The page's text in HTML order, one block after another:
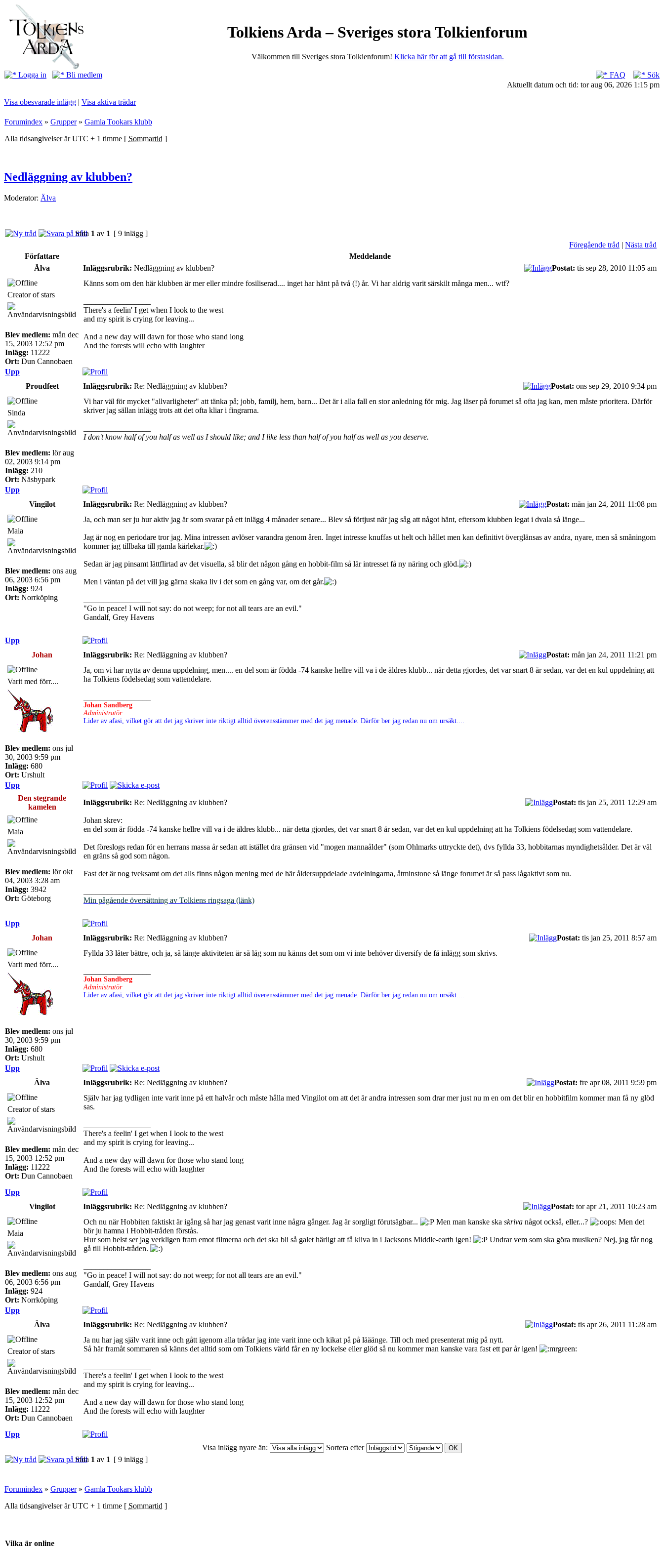
Tolkiens Arda – Sveriges stora Tolkienforum
Välkommen till Sveriges stora Tolkienforum! Klicka här för att gå till förstasidan.
Logga in Bli medlem FAQ
Sök
Aktuellt datum och tid: tor aug 06, 2026 1:15 pm
Visa obesvarade inlägg | Visa aktiva trådar
Forumindex » Grupper» Gamla Tookars klubb
Alla tidsangivelser är UTC + 1 timme [ Sommartid ]
Nedläggning av klubben?
Moderator: Älva
Sida 1 av 1 [ 9 inlägg ]
Föregående tråd | Nästa tråd
Författare
Meddelande
Älva
Inläggsrubrik: Nedläggning av klubben? Postat: tis sep 28, 2010 11:05 am
Creator of stars
Blev medlem: mån dec
15, 2003 12:52 pm
Inlägg: 11222
Ort: Dun Cannobaen
Känns som om den här klubben är mer eller mindre fosiliserad.... inget har hänt på två (!) år. Vi har aldrig varit särskilt många men... wtf?
There's a feelin' I get when I look to the west
and my spirit is crying for leaving...
And a new day will dawn for those who stand long
And the forests will echo with laughter
Upp
Proudfeet
Inläggsrubrik: Re: Nedläggning av klubben? Postat: ons sep 29, 2010 9:34 pm
Sinda
Blev medlem: lör aug
02, 2003 9:14 pm
Inlägg: 210
Ort: Näsbypark
Vi har väl för mycket "allvarligheter" att tänka på; jobb, familj, hem, barn... Det är i alla fall en stor anledning för mig. Jag läser på forumet så ofta jag kan, men måste prioritera. Därför
skriver jag sällan inlägg trots att det ofta kliar i fingrarna.
I don't know half of you half as well as I should like; and I like less than half of you half as well as you deserve.
Upp
Vingilot
Inläggsrubrik: Re: Nedläggning av klubben? Postat: mån jan 24, 2011 11:08 pm
Maia
Blev medlem: ons aug
06, 2003 6:56 pm
Inlägg: 924
Ort: Norrköping
Ja, och man ser ju hur aktiv jag är som svarar på ett inlägg 4 månader senare... Blev så förtjust när jag såg att något hänt, eftersom klubben legat i dvala så länge...
Jag är nog en periodare tror jag. Mina intressen avlöser varandra genom åren. Inget intresse knuffas ut helt och hållet men kan definitivt överglänsas av andra, nyare, men så småningom
kommer jag tillbaka till gamla kärlekar.
Sedan är jag pinsamt lättflirtad av det visuella, så blir det någon gång en hobbit-film så lär intresset få ny näring och glöd.
Men i väntan på det vill jag gärna skaka liv i det som en gång var, om det går.
"Go in peace! I will not say: do not weep; for not all tears are an evil."
Gandalf, Grey Havens
Upp
Johan
Inläggsrubrik: Re: Nedläggning av klubben? Postat: mån jan 24, 2011 11:21 pm
Varit med förr....
Blev medlem: ons jul
30, 2003 9:59 pm
Inlägg: 680
Ort: Urshult
Ja, om vi har nytta av denna uppdelning, men.... en del som är födda -74 kanske hellre vill va i de äldres klubb... när detta gjordes, det var snart 8 år sedan, var det en kul uppdelning att
ha Tolkiens födelsedag som vattendelare.
Johan Sandberg
Administratör
Lider av afasi, vilket gör att det jag skriver inte riktigt alltid överensstämmer med det jag menade. Därför ber jag redan nu om ursäkt....
Upp
Den stegrande
kamelen
Inläggsrubrik: Re: Nedläggning av klubben? Postat: tis jan 25, 2011 12:29 am
Maia
Blev medlem: lör okt
04, 2003 3:28 am
Inlägg: 3942
Ort: Göteborg
Johan skrev:
en del som är födda -74 kanske hellre vill va i de äldres klubb... när detta gjordes, det var snart 8 år sedan, var det en kul uppdelning att ha Tolkiens födelsedag som vattendelare.
Det föreslogs redan för en herrans massa år sedan att istället dra gränsen vid "mogen mannaålder" (som Ohlmarks uttryckte det), dvs fyllda 33, hobbitarnas myndighetsålder. Det är väl
en gräns så god som någon.
Fast det är nog tveksamt om det alls finns någon mening med de här åldersuppdelade avdelningarna, åtminstone så länge forumet är så pass lågaktivt som nu.
Min pågående översättning av Tolkiens ringsaga (länk)
Upp
Johan
Inläggsrubrik: Re: Nedläggning av klubben? Postat: tis jan 25, 2011 8:57 am
Varit med förr....
Blev medlem: ons jul
30, 2003 9:59 pm
Inlägg: 680
Ort: Urshult
Fyllda 33 låter bättre, och ja, så länge aktiviteten är så låg som nu känns det som om vi inte behöver diversify de få inlägg som skrivs.
Johan Sandberg
Administratör
Lider av afasi, vilket gör att det jag skriver inte riktigt alltid överensstämmer med det jag menade. Därför ber jag redan nu om ursäkt....
Upp
Älva
Inläggsrubrik: Re: Nedläggning av klubben? Postat: fre apr 08, 2011 9:59 pm
Creator of stars
Blev medlem: mån dec
15, 2003 12:52 pm
Inlägg: 11222
Ort: Dun Cannobaen
Själv har jag tydligen inte varit inne på ett halvår och måste hålla med Vingilot om att det är andra intressen som drar mer just nu m en om det blir en hobbitfilm kommer man få ny glöd
sas.
There's a feelin' I get when I look to the west
and my spirit is crying for leaving...
And a new day will dawn for those who stand long
And the forests will echo with laughter
Upp
Vingilot
Inläggsrubrik: Re: Nedläggning av klubben? Postat: tor apr 21, 2011 10:23 am
Maia
Blev medlem: ons aug
06, 2003 6:56 pm
Inlägg: 924
Ort: Norrköping
Och nu när Hobbiten faktiskt är igång så har jag genast varit inne några gånger. Jag är sorgligt förutsägbar... Men man kanske ska skriva något också, eller...?
Men det
bör ju hamna i Hobbit-tråden förstås.
Hur som helst ser jag verkligen fram emot filmerna och det ska bli så galet härligt att få kliva in i Jacksons Middle-earth igen!
Undrar vem som ska göra musiken? Nej, jag får nog
gå till Hobbit-tråden.
"Go in peace! I will not say: do not weep; for not all tears are an evil."
Gandalf, Grey Havens
Upp
Älva
Inläggsrubrik: Re: Nedläggning av klubben? Postat: tis apr 26, 2011 11:28 am
Creator of stars
Blev medlem: mån dec
15, 2003 12:52 pm
Inlägg: 11222
Ort: Dun Cannobaen
Ja nu har jag själv varit inne och gått igenom alla trådar jag inte varit inne och kikat på på lääänge. Till och med presenterat mig på nytt.
Så här framåt sommaren så känns det alltid som om Tolkiens värld får en ny lockelse eller glöd så nu kommer man kanske vara fast ett par år igen!
There's a feelin' I get when I look to the west
and my spirit is crying for leaving...
And a new day will dawn for those who stand long
And the forests will echo with laughter
Upp
Visa inlägg nyare än:
Sortera efter
Sida 1 av 1 [ 9 inlägg ]
Forumindex » Grupper» Gamla Tookars klubb
Alla tidsangivelser är UTC + 1 timme [ Sommartid ]
Vilka är online